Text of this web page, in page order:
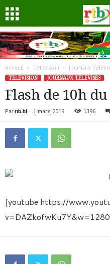
Accueil Télévision Journaux
TÉLÉVISION
JOURNAUX TÉLÉVISÉS
Flash de 10h
Par rtb.bf- 1 mars 2019 1396
[youtube https://